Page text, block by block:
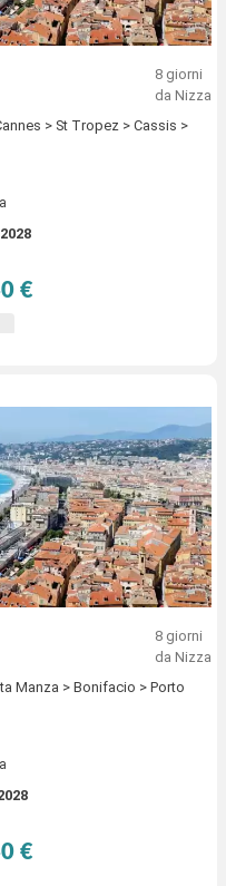
8 giorni
da Nizza
> St Tropez > Cassis >
€
8 giorni
da Nizza
Manza > Bonifacio > Porto
€